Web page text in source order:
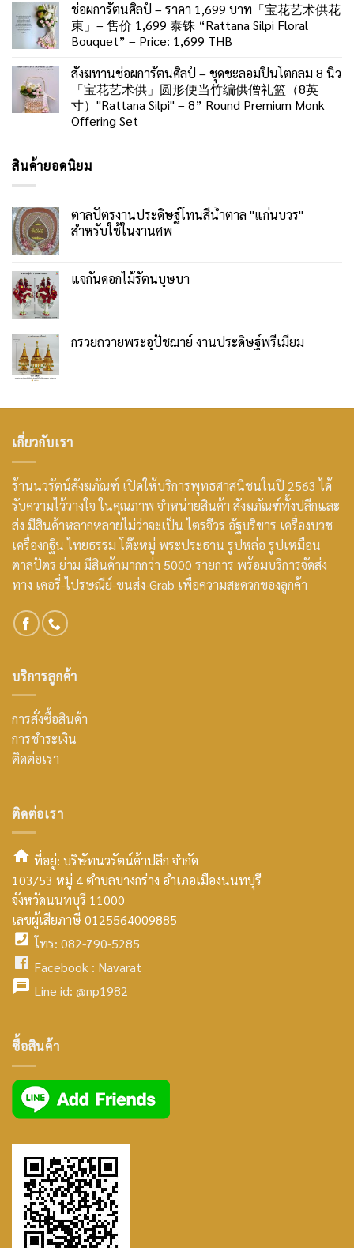
ช่อผการัตนศิลป์ – ราคา 1,699 บาท「宝花艺术供花
束」– 售价 1,699 泰铢 “Rattana Silpi Floral
Bouquet” – Price: 1,699 THB
สังฆทานช่อผการัตนศิลป์ – ชุดชะลอมปิ่นโตกลม 8 นิ้ว
「宝花艺术供」圆形便当竹编供僧礼篮（8英
寸）"Rattana Silpi" – 8” Round Premium Monk
Offering Set
สินค้ายอดนิยม
ตาลปัตรงานประดิษฐ์โทนสีน้ำตาล "แก่นบวร"
สำหรับใช้ในงานศพ
แจกันดอกไม้รัตนบุษบา
กรวยถวายพระอุปัชฌาย์ งานประดิษฐ์พรีเมียม
เกี่ยวกับเรา
ร้านนวรัตน์สังฆภัณฑ์ เปิดให้บริการพุทธศาสนิชนในปี 2563 ได้
รับความไว้วางใจ ในคุณภาพ จำหน่ายสินค้า สังฆภัณฑ์ทั้งปลีกและ
ส่ง มีสินค้าหลากหลายไม่ว่าจะเป็น ไตรจีวร อัฐบริขาร เครื่องบวช
เครื่องกฐิน ไทยธรรม โต๊ะหมู่ พระประธาน รูปหล่อ รูปเหมือน
ตาลปัตร ย่าม มีสินค้ามากกว่า 5000 รายการ พร้อมบริการจัดส่ง
ทาง เคอรี่-ไปรษณีย์-ขนส่ง-Grab เพื่อความสะดวกของลูกค้า
บริการลูกค้า
การสั่งซื้อสินค้า
การชำระเงิน
ติดต่อเรา
ติดต่อเรา
smt2
home
icon
ที่อยู่: บริษัทนวรัตน์ค้าปลีก จำกัด
103/53 หมู่ 4 ตำบลบางกร่าง อำเภอเมืองนนทบุรี
จังหวัดนนทบุรี 11000
เลขผู้เสียภาษี 0125564009885
facebook
icon
โทร: 082-790-5285
facebook
Facebook : Navarat
icon
Line id: @np1982
ซื้อสินค้า